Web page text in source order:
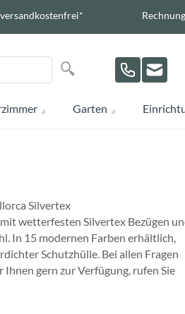
Suche
Suche
Garten
Silvertex
wetterfesten Silvertex Bezügen
In 15 modernen Farben erhältlich,
Schutzhülle. Bei allen Fragen
gern zur Verfügung, rufen Sie